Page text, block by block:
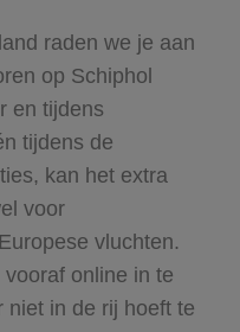
raden we je aan
op Schiphol
en tijdens
tijdens de
kan het extra
voor
vluchten.
online in te
niet in de rij hoeft te